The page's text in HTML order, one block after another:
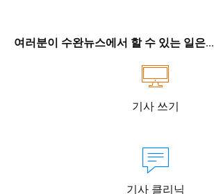
여러분이 수완뉴스에서 할 수 있는 일은...
기사 쓰기
기사 클리닉